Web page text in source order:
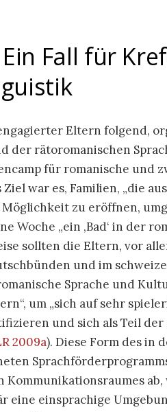
Fall für
Eltern folgend,
der rätoromanischen
für romanische und
Ziel war es, Familien, „die
Möglichkeit zu eröffnen,
Woche „ein ‚Bad‘ in der
sollten die Eltern, vor
und im
Sprache und
um „sich auf sehr
und sich als Teil der
2009a). Diese Form des in
eine einsprachige